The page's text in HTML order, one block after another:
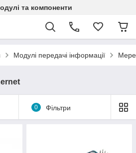
та компоненти
Модулі передачі інформації
0 Фільтри